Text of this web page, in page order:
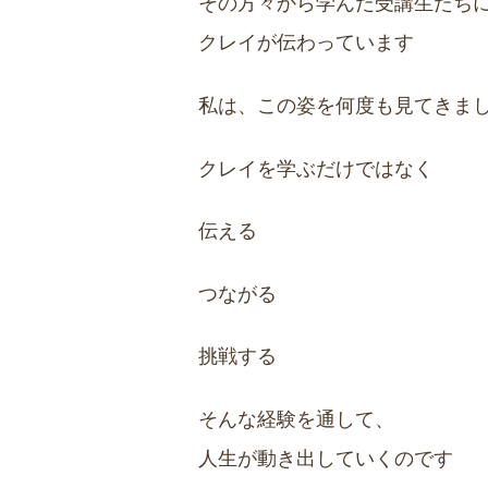
クレイが伝わっています
私は、この姿を何度も見てきま
クレイを学ぶだけではなく
伝える
つながる
挑戦する
そんな経験を通して、
人生が動き出していくのです